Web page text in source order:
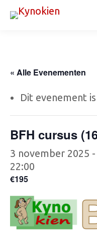
« Alle Evenementen
Dit evenement
BFH cursus
3 november 2025 -
22:00
€195